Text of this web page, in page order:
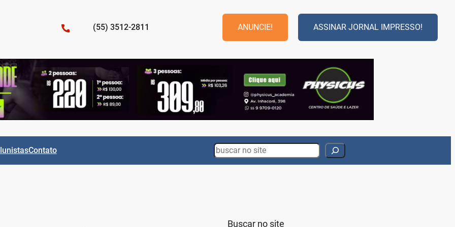
(55) 3512-2811 ANUNCIE! ASSINAR JORNAL IMPRESSO!
Contato Search
Buscar no site